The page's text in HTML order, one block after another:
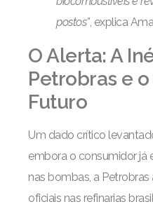
postos”, explica
O Alerta: A
Petrobras e
Futuro
Um dado crítico
embora o consumidor já
nas bombas, a
oficiais nas refinarias